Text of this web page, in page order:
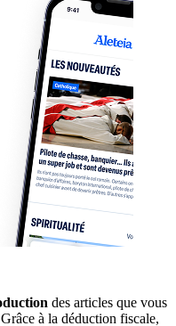
des articles que vous
à la déduction fiscale,